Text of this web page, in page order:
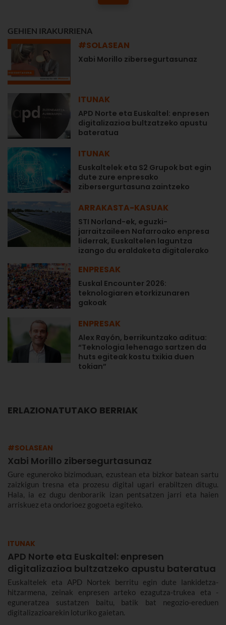
GEHIEN IRAKURRIENA
#SOLASEAN
Xabi Morillo zibersegurtasunaz
ITUNAK
APD Norte eta Euskaltel: enpresen
digitalizazioa bultzatzeko apustu
bateratua
ITUNAK
Euskaltelek eta S2 Grupok bat egin
dute zure enpresako
zibersergurtasuna zaintzeko
ARRAKASTA-KASUAK
STI Norland-ek, eguzki-
jarraitzaileen Nafarroako enpresa
liderrak, Euskaltelen laguntza
izango du eraldaketa digitalerako
ENPRESAK
Euskal Encounter 2026:
teknologiaren etorkizunaren
gakoak
ENPRESAK
Alex Rayón, berrikuntzako aditua:
“Teknologia lehenago sartzen da
huts egiteak kostu txikia duen
tokian”
ERLAZIONATUTAKO BERRIAK
#SOLASEAN
Xabi Morillo zibersegurtasunaz
Gure eguneroko bizimoduan, ezustean eta bizkor batean sartu
zaizkigun tresna eta prozesu digital ugari erabiltzen ditugu.
Hala, ia ez dugu denborarik izan pentsatzen jarri eta haien
arriskuez eta ondorioez gogoeta egiteko.
ITUNAK
APD Norte eta Euskaltel: enpresen
digitalizazioa bultzatzeko apustu bateratua
Euskaltelek eta APD Nortek berritu egin dute lankidetza-
hitzarmena, zeinak enpresen arteko ezagutza-trukea eta -
eguneratzea sustatzen baitu, batik bat negozio-ereduen
digitalizazioarekin loturiko gaietan.